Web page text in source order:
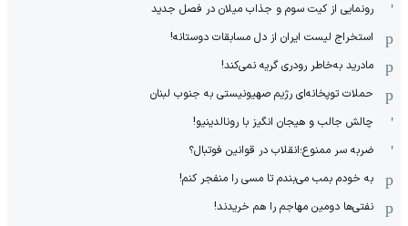
رونمایی از کیت سوم و جذاب میلان در فصل جدید
استخراج لیست ایران از دل مسابقات دوستانه!
مادرید به‌خاطر رودری گریه نمی‌کند!
حملات توپخانه‌ای رژیم صهیونیستی به جنوب لبنان
چالش جالب و هیجان انگیز با رونالدینیو!
ضربه سر ممنوع؛انقلاب در قوانین فوتبال؟
به خودم بمب می‌بندم تا مسی را منفجر کنم!
نفتی‌ها دومین مهاجم را هم خریدند!